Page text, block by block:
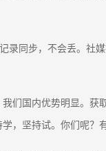
录同步，不会丢。社
们国内优势明显。
，坚持试。你们呢？